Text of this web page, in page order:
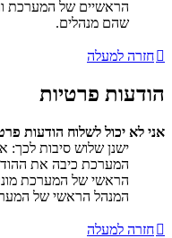
הראשיים של המערכת
שהם מנהלים.
חזרה למעלה
הודעות פרטיות
אני לא יכול לשלוח הודעות
ישנן שלוש סיבות לכך:
המערכת כיבה את
הראשי של המערכת
המנהל הראשי של
חזרה למעלה